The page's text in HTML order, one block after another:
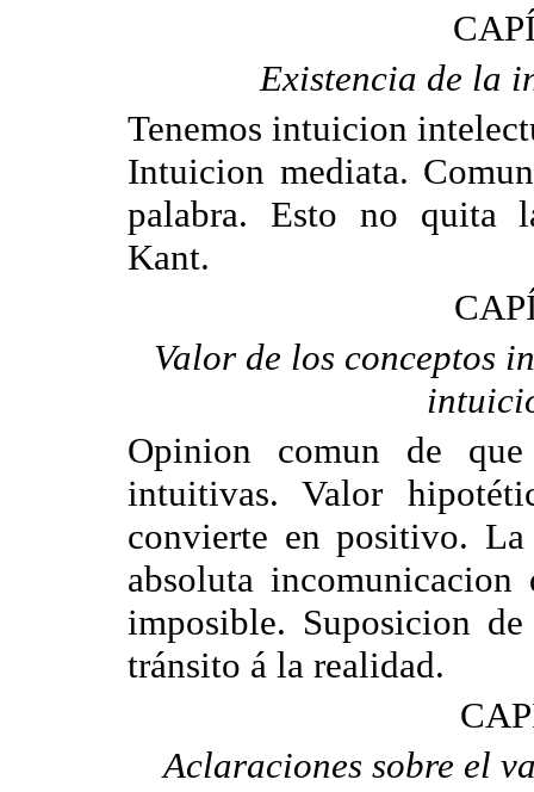
Existencia de la
Tenemos intuicion
Intuicion mediata.
palabra. Esto no quita
Kant.
Valor de los conceptos
Opinion comun de
intuitivas. Valor
convierte en positivo.
absoluta
imposible. Suposicion
tránsito á la realidad.
Aclaraciones sobre el